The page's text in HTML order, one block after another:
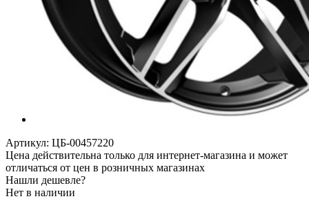
Артикул: ЦБ-00457220
Цена действительна только для интернет-магазина и может
отличаться от цен в розничных магазинах
Нашли дешевле?
Нет в наличии